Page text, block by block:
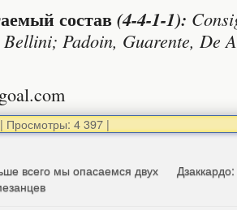
состав (4-4-1-1):
Padoin, Guarente, De
| Просмотры: 4 397 |
всего мы опасаемся двух